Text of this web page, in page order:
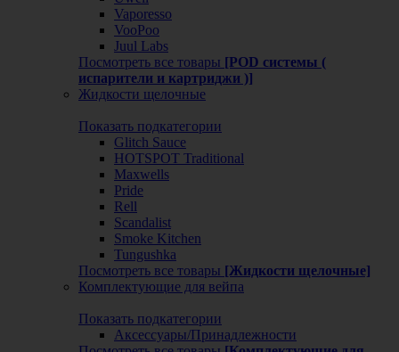
Vaporesso
VooPoo
Juul Labs
Посмотреть все товары [POD системы (
испарители и картриджи )]
Жидкости щелочные
Показать подкатегории
Glitch Sauce
HOTSPOT Traditional
Maxwells
Pride
Rell
Scandalist
Smoke Kitchen
Tungushka
Посмотреть все товары [Жидкости щелочные]
Комплектующие для вейпа
Показать подкатегории
Аксессуары/Принадлежности